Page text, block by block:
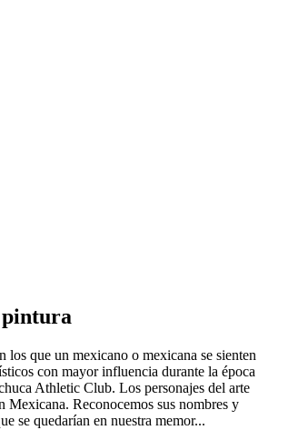
pintura
que un mexicano o mexicana se sienten
con mayor influencia durante la época
Athletic Club. Los personajes del arte
Mexicana. Reconocemos sus nombres y
se quedarían en nuestra memor...